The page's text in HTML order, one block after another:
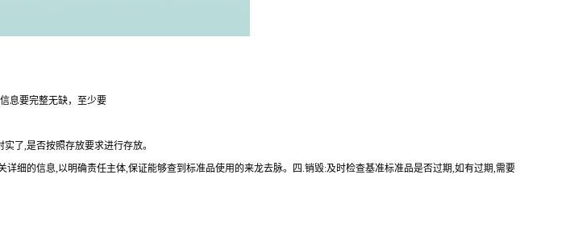
息要完整无缺，至少要
了,是否按照存放要求进行存放。
细的信息,以明确责任主体,保证能够查到标准品使用的来龙去脉。四.销毁:及时检查基准标准品是否过期,如有过期,需要